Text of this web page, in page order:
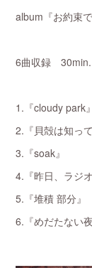
album『お約束
6曲収録
1.『cloudy park』
2.『貝殻は知っ
3.『soak』
4.『昨日、ラジ
5.『堆積 部分』
6.『めだたない